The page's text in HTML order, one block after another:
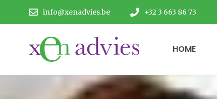
info@xenadvies.be +32 3 663 86 73
HOME